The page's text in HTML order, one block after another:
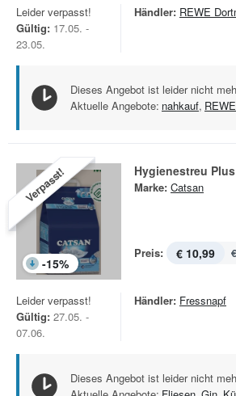
Leider verpasst!
Gültig: 17.05. -
23.05.
Händler: REWE
Dieses Angebot ist leider nicht
Aktuelle Angebote: nahkauf,
Verpasst!
-15%
Hygienestreu Plus
Marke: Catsan
Preis: € 10,99
Leider verpasst!
Gültig: 27.05. -
07.06.
Händler: Fressnapf
Dieses Angebot ist leider nicht